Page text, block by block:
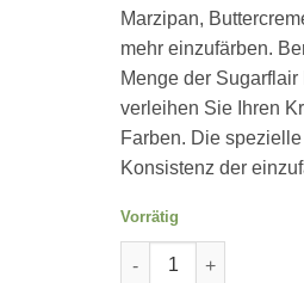
Marzipan,
mehr einzufärben.
Menge der
verleihen Sie Ihren
Farben. Die
Konsistenz der
Vorrätig
Sugarflair